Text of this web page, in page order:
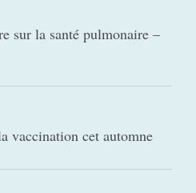
sur la santé pulmonaire –
vaccination cet automne